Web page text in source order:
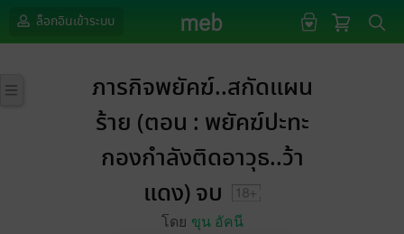
ล็อกอินเข้าระบบ
ภารกิจพยัคฆ์..สกัดแผน
ร้าย (ตอน : พยัคฆ์ปะทะ
กองกำลังติดอาวุธ..ว้า
แดง) จบ
โดย ขุน อัคนี